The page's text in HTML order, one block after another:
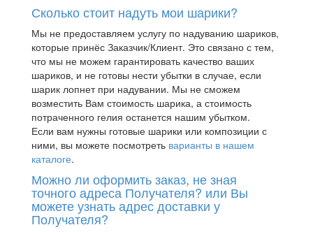
Сколько стоит надуть мои шарики?
Мы не предоставляем услугу по надуванию шариков,
которые принёс Заказчик/Клиент. Это связано с тем,
что мы не можем гарантировать качество ваших
шариков, и не готовы нести убытки в случае, если
шарик лопнет при надувании. Мы не сможем
возместить Вам стоимость шарика, а стоимость
потраченного гелия останется нашим убытком.
Если вам нужны готовые шарики или композиции с
ними, вы можете посмотреть варианты в нашем
каталоге.
Можно ли оформить заказ, не зная
точного адреса Получателя? или Вы
можете узнать адрес доставки у
Получателя?